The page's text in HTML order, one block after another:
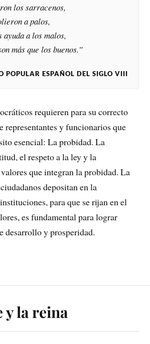
los sarracenos,
a palos,
ayuda a los malos,
más que los buenos.”
POPULAR ESPAÑOL DEL SIGLO VIII
requieren para su correcto
representantes y funcionarios que
esencial: La probidad. La
el respeto a la ley y la
que integran la probidad. La
depositan en la
para que se rijan en el
es fundamental para lograr
desarrollo y prosperidad.
y la reina